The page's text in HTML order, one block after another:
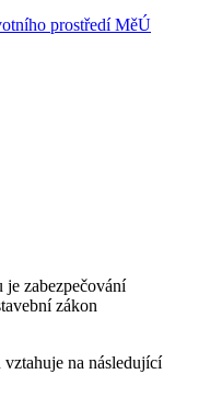
prostředí MěÚ
zabezpečování
zákon
na následující